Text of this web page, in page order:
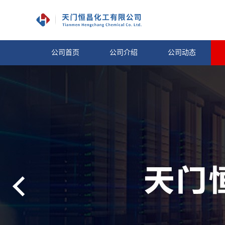
公司首页 公司介绍 公司动态